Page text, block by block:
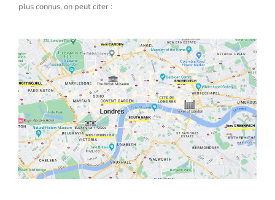
plus connus, on peut citer :